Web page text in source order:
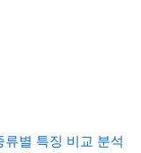
별 특징 비교 분석